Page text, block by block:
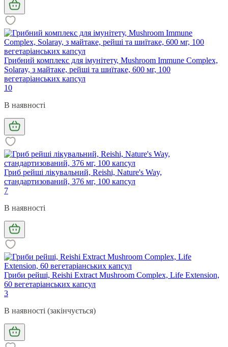
Грибний комплекс для імунітету, Mushroom Immune Complex,
Solaray, з майтаке, рейші та шиїтаке, 600 мг, 100
вегетаріанських капсул
10
В наявності
Гриб рейші лікувальний, Reishi, Nature's Way,
стандартизований, 376 мг, 100 капсул
7
В наявності
Гриби рейші, Reishi Extract Mushroom Complex, Life Extension,
60 вегетаріанських капсул
3
В наявності (закінчується)